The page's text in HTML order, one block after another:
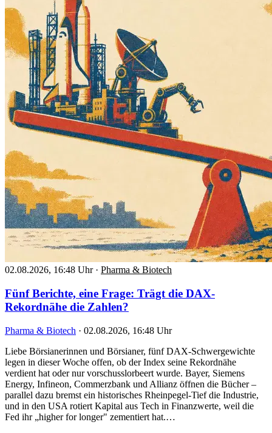
02.08.2026, 16:48 Uhr · Pharma & Biotech
Fünf Berichte, eine Frage: Trägt die DAX-
Rekordnähe die Zahlen?
Pharma & Biotech · 02.08.2026, 16:48 Uhr
Liebe Börsianerinnen und Börsianer, fünf DAX-Schwergewichte
legen in dieser Woche offen, ob der Index seine Rekordnähe
verdient hat oder nur vorschusslorbeert wurde. Bayer, Siemens
Energy, Infineon, Commerzbank und Allianz öffnen die Bücher –
parallel dazu bremst ein historisches Rheinpegel-Tief die Industrie,
und in den USA rotiert Kapital aus Tech in Finanzwerte, weil die
Fed ihr „higher for longer" zementiert hat.…